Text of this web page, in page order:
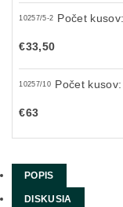
10257/5-2 Počet
€33,50
10257/10 Počet
€63
POPIS
DISKUSIA